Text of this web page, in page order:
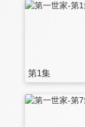
第1集